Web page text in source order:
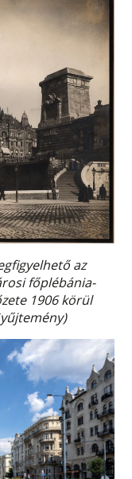
az
főplébánia-
1906 körül